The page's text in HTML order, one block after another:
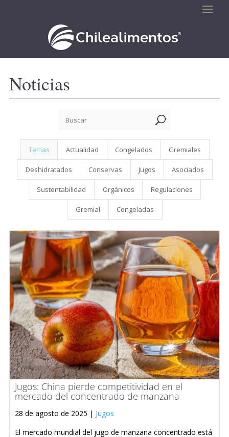
Noticias
U
Temas Actualidad Congelados Gremiales
Deshidratados Conservas Jugos Asociados
Sustentabilidad Orgánicos Regulaciones
Gremial Congeladas
Jugos: China pierde competitividad en el
mercado del concentrado de manzana
28 de agosto de 2025 | Jugos
El mercado mundial del jugo de manzana concentrado está